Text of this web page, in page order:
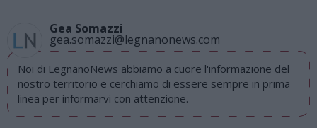
Gea Somazzi
gea.somazzi@legnanonews.com
Noi di LegnanoNews abbiamo a cuore l'informazione del
nostro territorio e cerchiamo di essere sempre in prima
linea per informarvi con attenzione.